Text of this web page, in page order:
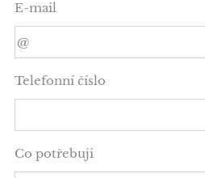
E-mail
Telefonní číslo
Co potřebuji